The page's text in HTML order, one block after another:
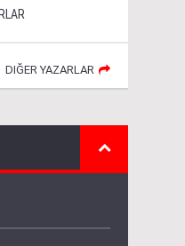
DIĞER YAZARLAR